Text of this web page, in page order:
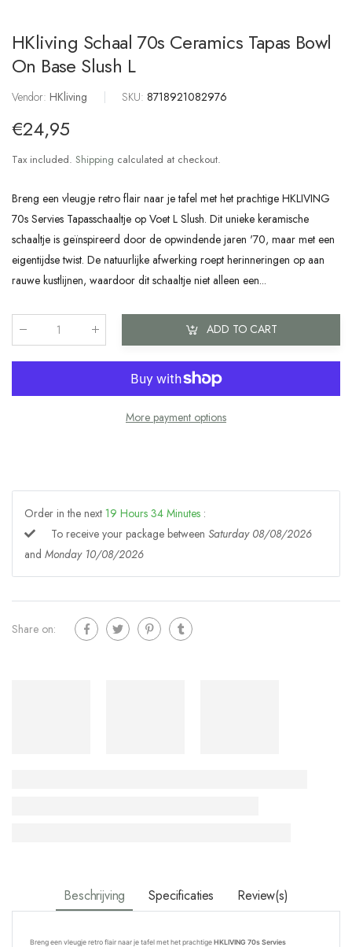
HKliving Schaal 70s Ceramics Tapas Bowl
On Base Slush L
Vendor: HKliving | SKU: 8718921082976
€24,95
Tax included. Shipping calculated at checkout.
Breng een vleugje retro flair naar je tafel met het prachtige HKLIVING
70s Servies Tapasschaaltje op Voet L Slush. Dit unieke keramische
schaaltje is geïnspireerd door de opwindende jaren '70, maar met een
eigentijdse twist. De natuurlijke afwerking roept herinneringen op aan
rauwe kustlijnen, waardoor dit schaaltje niet alleen een...
ADD TO CART
More payment options
Order in the next 19 Hours 34 Minutes :
To receive your package between Saturday 08/08/2026
and Monday 10/08/2026
Share on:
Beschrijving Specificaties Review(s)
Breng een vleugje retro flair naar je tafel met het prachtige HKLIVING 70s Servies